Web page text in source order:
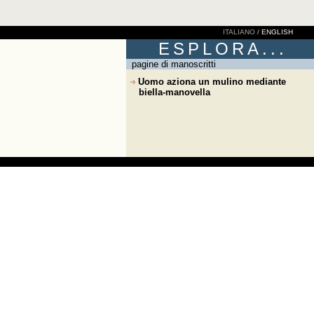
ITALIANO / ENGLISH
ESPLORA...
pagine di manoscritti
Uomo aziona un mulino mediante
biella-manovella